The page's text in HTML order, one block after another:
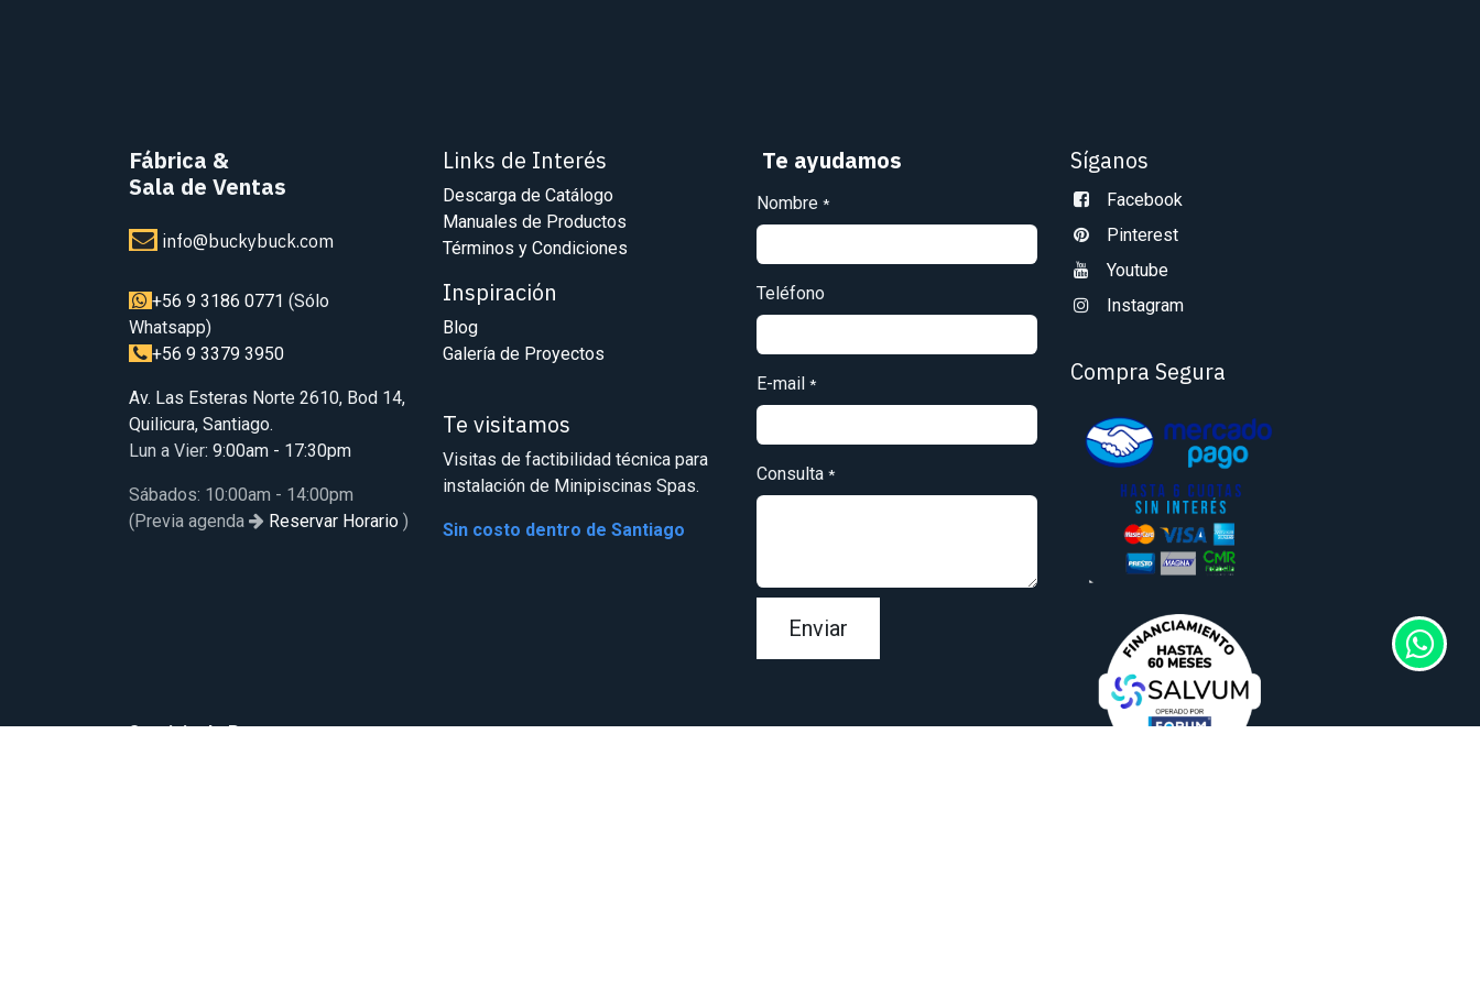
Fábrica &
Sala de Ventas
info@buckybuck.com
+56 9 3186 0771 (Sólo
Whatsapp)
+56 9 3379 3950
Av. Las Esteras Norte 2610, Bod 14,
Quilicura, Santiago.
Lun a Vier: 9:00am - 17:30pm
Sábados: 10:00am - 14:00pm
(Previa agenda
Reservar Horario )
Servicio de Postventa
Links de Interés
Descarga de Catálogo
Manuales de Productos
Términos y Condiciones
Inspiración
Blog
Galería de Proyectos
Te visitamos
Visitas de factibilidad técnica para
instalación de Minipiscinas Spas.
Sin costo dentro de Santiago
Te ayudamos
Nombre *
Teléfono
E-mail *
Consulta *
Enviar
Síganos
Facebook
Pinterest
Youtube
Instagram
Compra Segura